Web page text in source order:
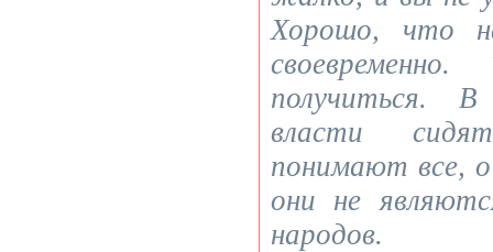
Хорошо, что
получиться.
власти
понимают все,
они не
народов.